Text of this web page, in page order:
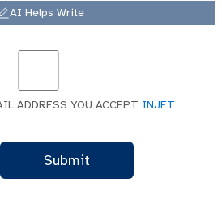
AI Helps Write
ADDRESS YOU ACCEPT INJET
Submit